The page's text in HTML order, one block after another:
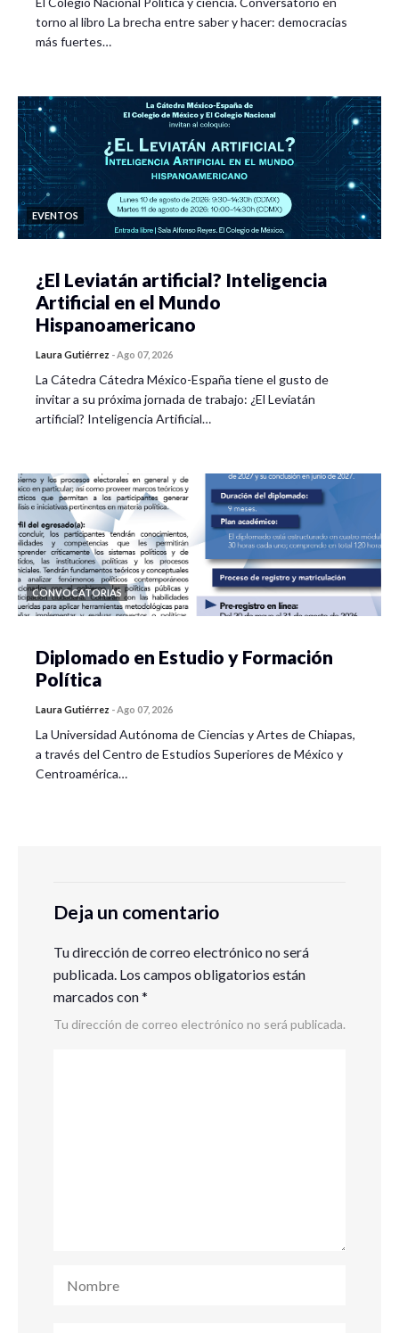
torno al libro La brecha entre saber y hacer: democracias
más fuertes…
EVENTOS
¿El Leviatán artificial? Inteligencia
Artificial en el Mundo
Hispanoamericano
Laura Gutiérrez - Ago 07, 2026
La Cátedra Cátedra México-España tiene el gusto de
invitar a su próxima jornada de trabajo: ¿El Leviatán
artificial? Inteligencia Artificial…
CONVOCATORIAS
Diplomado en Estudio y Formación
Política
Laura Gutiérrez - Ago 07, 2026
La Universidad Autónoma de Ciencias y Artes de Chiapas,
a través del Centro de Estudios Superiores de México y
Centroamérica…
Deja un comentario
Tu dirección de correo electrónico no será
publicada. Los campos obligatorios están
marcados con*
Tu dirección de correo electrónico no será publicada.